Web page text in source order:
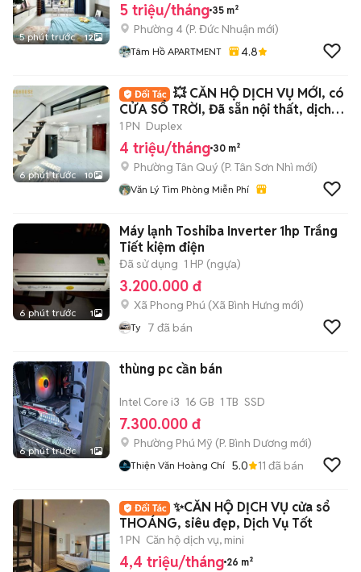
5 phút trước 12
5 triệu/tháng 35 m²
Phường 4 (P. Đức Nhuận mới)
Tâm Hồ APARTMENT 4.8
6 phút trước 10
💥 CĂN HỘ DỊCH VỤ MỚI, có
CỬA SỔ TRỜI, Đã sẵn nội thất, dịch
vụ tốt
1 PN Duplex
4 triệu/tháng 30 m²
Phường Tân Quý (P. Tân Sơn Nhì mới)
Văn Lý Tìm Phòng Miễn Phí
6 phút trước 1
Máy lạnh Toshiba Inverter 1hp Trắng
Tiết kiệm điện
Đã sử dụng 1 HP (ngựa)
3.200.000 đ
Xã Phong Phú (Xã Bình Hưng mới)
Ty 7 đã bán
6 phút trước 1
thùng pc cần bán
Intel Core i3 16 GB 1 TB SSD
7.300.000 đ
Phường Phú Mỹ (P. Bình Dương mới)
Thiện Văn Hoàng Chí 5.0 11 đã bán
✨CĂN HỘ DỊCH VỤ cửa sổ
THOÁNG, siêu đẹp, Dịch Vụ Tốt
1 PN Căn hộ dịch vụ, mini
4,4 triệu/tháng 26 m²